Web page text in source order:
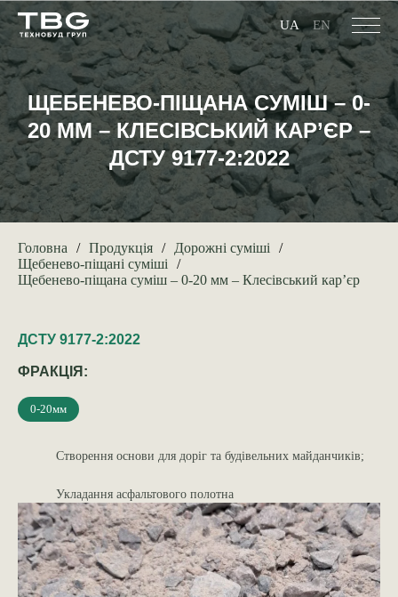
UA EN
ЩЕБЕНЕВО-ПІЩАНА СУМІШ – 0-
20 ММ – КЛЕСІВСЬКИЙ КАР’ЄР –
ДСТУ 9177-2:2022
Головна Продукція
Дорожні суміші
Щебенево-піщані суміші
Щебенево-піщана суміш – 0-20 мм – Клесівський кар’єр
ДСТУ 9177-2:2022
ФРАКЦІЯ:
0-20мм
Створення основи для доріг та будівельних майданчиків;
Укладання асфальтового полотна